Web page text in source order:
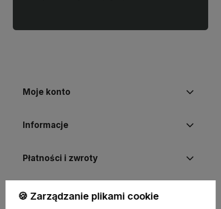
Moje konto
Informacje
Płatności i zwroty
Wsparcie
🍪 Zarządzanie plikami cookie